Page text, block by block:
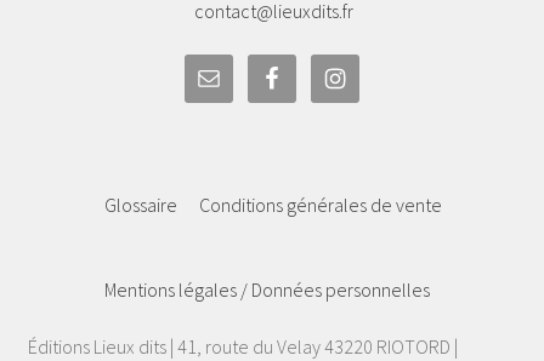
contact@lieuxdits.fr
Glossaire Conditions générales de vente
Mentions légales / Données personnelles
Éditions Lieux dits | 41, route du Velay 43220 RIOTORD |